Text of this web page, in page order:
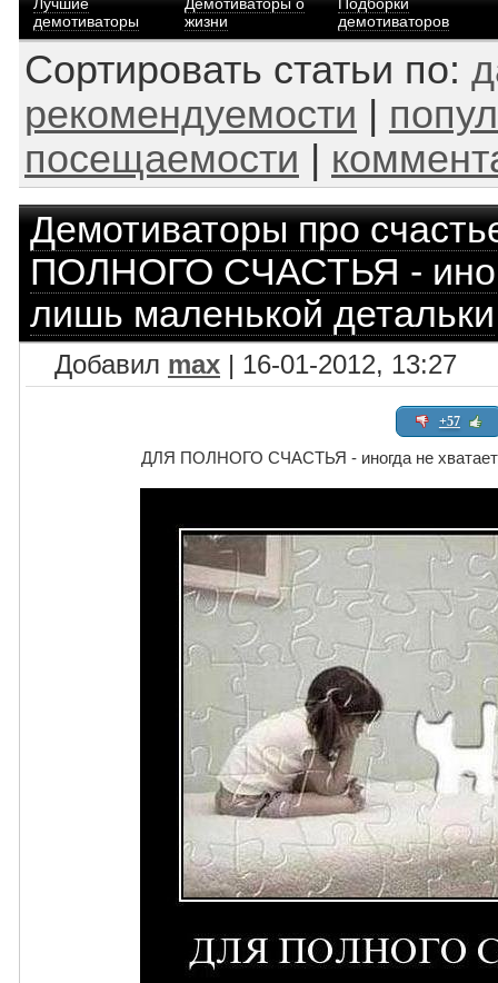
демотиваторы
жизни
демотиваторов
Сортировать статьи по:
рекомендуемости
посещаемости
Демотиваторы про
ПОЛНОГО СЧАСТЬЯ -
лишь маленькой детальки
Добавил max | 16-01-2012, 13:27
+57
ДЛЯ ПОЛНОГО СЧАСТЬЯ - иногда не хватает